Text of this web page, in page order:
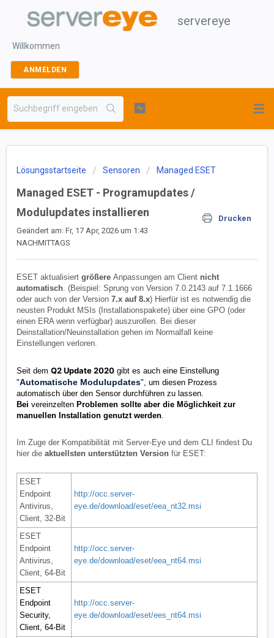
servereye
Willkommen
ANMELDEN
Lösungsstartseite Sensoren Managed ESET
Managed ESET - Programupdates /
Modulupdates installieren
Drucken
Geändert am: Fr, 17 Apr, 2026 um 1:43
NACHMITTAGS
ESET aktualisiert größere Anpassungen am Client nicht
automatisch. (Beispiel: Sprung von Version 7.0.2143 auf 7.1.1666
oder auch von der Version 7.x auf 8.x) Hierfür ist es notwendig die
neusten Produkt MSIs (Installationspakete) über eine GPO (oder
einen ERA wenn verfügbar) auszurollen. Bei dieser
Deinstallation/Neuinstallation gehen im Normalfall keine
Einstellungen verloren.
Seit dem Q2 Update 2020 gibt es auch eine Einstellung
"Automatische Modulupdates", um diesen Prozess
automatisch über den Sensor durchführen zu lassen.
Bei vereinzelten Problemen sollte aber die Möglichkeit zur
manuellen Installation genutzt werden.
Im Zuge der Kompatibilität mit Server-Eye und dem CLI findest Du
hier die aktuellsten unterstützten Version für ESET:
ESET
Endpoint
Antivirus,
Client, 32-Bit
http://occ.server-
eye.de/download/eset/eea_nt32.msi
ESET
Endpoint
Antivirus,
Client, 64-Bit
http://occ.server-
eye.de/download/eset/eea_nt64.msi
ESET
Endpoint
Security,
Client, 64-Bit
http://occ.server-
eye.de/download/eset/ees_nt64.msi